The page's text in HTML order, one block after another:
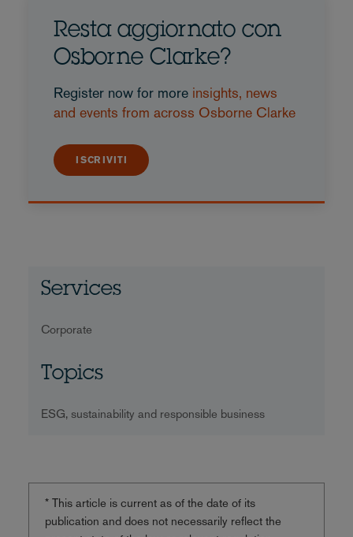
Resta aggiornato con
Osborne Clarke?
Register now for more insights, news
and events from across Osborne Clarke
ISCRIVITI
Services
Corporate
Topics
ESG, sustainability and responsible business
* This article is current as of the date of its
publication and does not necessarily reflect the